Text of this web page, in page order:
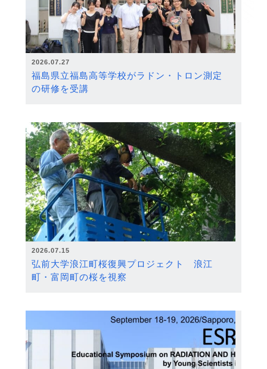
2026.07.27
福島県立福島高等学校がラドン・トロン測定
の研修を受講
2026.07.15
弘前大学浪江町桜復興プロジェクト 浪江
町・富岡町の桜を視察